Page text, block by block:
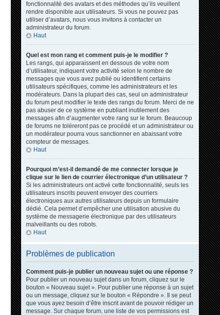
fonctionnalité des avatars et des méthodes qu’ils veuillent
rendre disponible aux utilisateurs. Si vous ne pouvez pas
utiliser d’avatars, nous vous invitons à contacter un
administrateur du forum.
Haut
Quel est mon rang et comment puis-je le modifier ?
Les rangs, qui apparaissent en dessous de votre nom
d’utilisateur, indiquent votre activité selon le nombre de
messages que vous avez publié ou identifient certains
utilisateurs spécifiques, comme les administrateurs et les
modérateurs. Dans la plupart des cas, seul un administrateur
du forum peut modifier le texte des rangs du forum. Merci de ne
pas abuser de ce système en publiant inutilement des
messages afin d’augmenter votre rang sur le forum. Beaucoup
de forums ne toléreront pas ce procédé et un administrateur ou
un modérateur pourra vous sanctionner en abaissant votre
compteur de messages.
Haut
Pourquoi m’est-il demandé de me connecter lorsque je
clique sur le lien de courrier électronique d’un utilisateur ?
Si les administrateurs ont activé cette fonctionnalité, seuls les
utilisateurs inscrits peuvent envoyer des courriers
électroniques aux autres utilisateurs depuis un formulaire
dédié. Cela permet d’empêcher une utilisation abusive du
système de messagerie électronique par des utilisateurs
malveillants ou des robots.
Haut
Problèmes de publication
Comment puis-je publier un nouveau sujet ou une réponse ?
Pour publier un nouveau sujet dans un forum, cliquez sur le
bouton « Nouveau sujet ». Pour publier une réponse à un sujet
ou un message, cliquez sur le bouton « Répondre ». Il se peut
que vous ayez besoin d’être inscrit avant de pouvoir rédiger un
message. Sur chaque forum, une liste de vos permissions est